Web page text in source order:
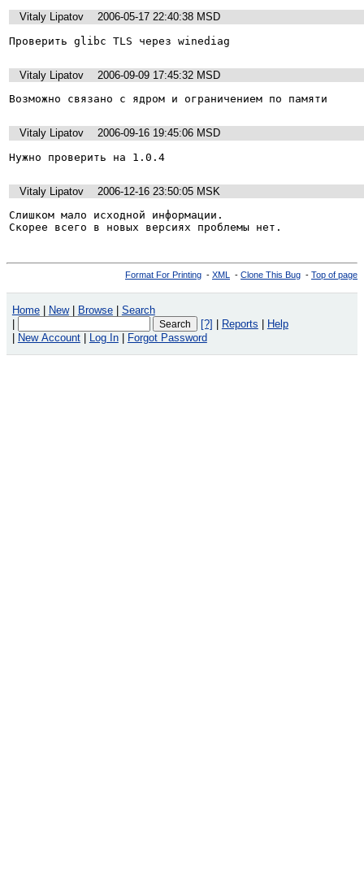
Vitaly Lipatov
2006-05-17 22:40:38 MSD
Проверить glibc TLS через winediag
Vitaly Lipatov
2006-09-09 17:45:32 MSD
Возможно связано с ядром и ограничением по памяти
Vitaly Lipatov
2006-09-16 19:45:06 MSD
Нужно проверить на 1.0.4
Vitaly Lipatov
2006-12-16 23:50:05 MSK
Слишком мало исходной информации.
Скорее всего в новых версиях проблемы нет.
Format For Printing - XML - Clone This Bug - Top of page
Home New Browse
Search
[?] Reports
Help
New Account Log In Forgot Password